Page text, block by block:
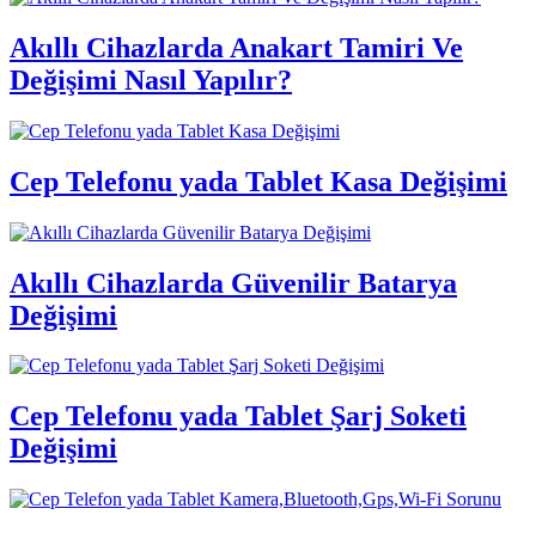
Akıllı Cihazlarda Anakart Tamiri Ve
Değişimi Nasıl Yapılır?
Cep Telefonu yada Tablet Kasa Değişimi
Akıllı Cihazlarda Güvenilir Batarya
Değişimi
Cep Telefonu yada Tablet Şarj Soketi
Değişimi